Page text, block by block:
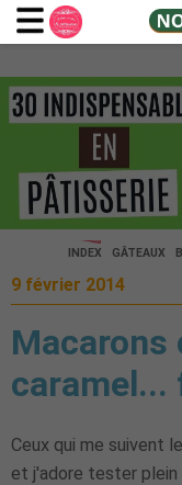
INDEX GÂTEAUX
9 février 2014
Macarons
caramel...
Ceux qui me suivent
et j'adore tester